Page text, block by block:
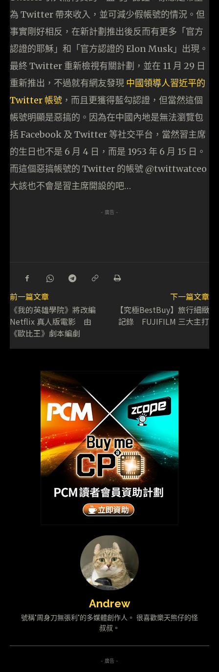
為 Twitter 帶來收入，並可減少假帳號的情況。但
事實剛好相反，在新計劃推出後反而有更多「官方
認證的耶穌」和「官方認證的 Elon Musk」出現。
最終 Twitter 重新檢視有關計劃，並在 11 月 29 日
重新推出，不過就有網友發現 中國領導人習近平的
Twitter 帳號 ，而且更獲得藍勾認證，但當然這個
帳號明顯是惡搞的。因為在中國內地是無法瀏覽包
括 Facebook 及 Twitter 等社交平台，當然習主席
的生日也不是 6 月 4 日，而是 1953 年 6 月 15 日。
而這個惡搞帳號的 Twitter 的帳號 @twittwatceo
大該也不會是習主席開設的吧…
- 廣告 -
前一篇文章
《我的英雄學院》將改編
Netflix 真人版電影 由
《歐比王》劇本編劇
下一篇文章
【究極BestBuy】旅行細緻
記錄 FUJIFILM 三大主打
Andrew
號稱"周身刀無張利"的多媒體創作人。 很喜歡樂天熊仔的怪
叔叔。
- 廣告 -